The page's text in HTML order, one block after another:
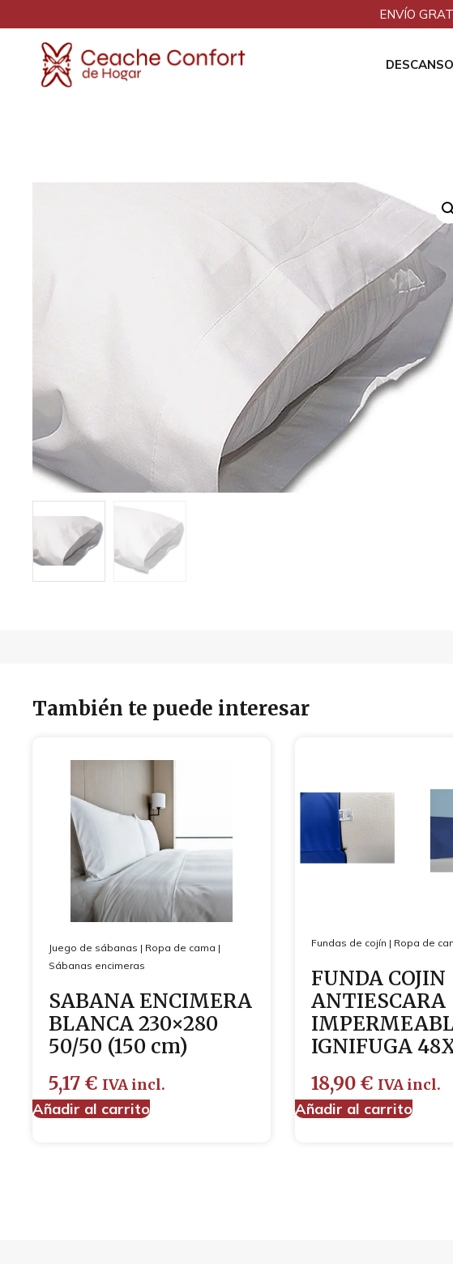
ENVÍO
DESCANSO
También te puede interesar
Juego de sábanas | Ropa de cama |
Sábanas encimeras
SABANA ENCIMERA
BLANCA 230×280
50/50 (150 cm)
5,17 € IVA incl.
Añadir al carrito
Fundas de cojín | Ropa de
FUNDA COJIN
ANTIESCARA
IGNIFUGA
18,90 € IVA incl.
Añadir al carrito